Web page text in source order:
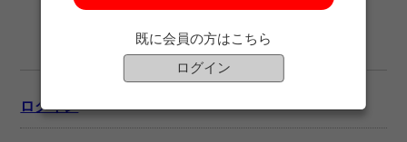
ログイン
既に会員の方はこちら
ログイン